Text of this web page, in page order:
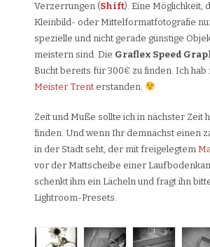
Verzerrungen (Shift). Eine Möglichkeit,
Kleinbild- oder Mittelformatfotografie
spezielle und nicht gerade günstige
meistern sind. Die Graflex Speed
Bucht bereits für 300€ zu finden. Ich hab
Meister Trent erstanden.
Zeit und Muße sollte ich in nächster Zeit
finden. Und wenn Ihr demnächst einen
in der Stadt seht, der mit freigelegtem
vor der Mattscheibe einer
schenkt ihm ein Lächeln und fragt ihn
Lightroom-Presets.